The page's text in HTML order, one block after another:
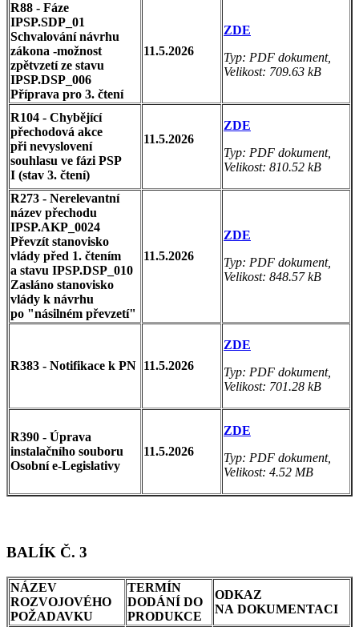
R88 - Fáze
IPSP.SDP_01
Schvalování návrhu
zákona -možnost
zpětvzetí ze stavu
IPSP.DSP_006
Příprava pro 3. čtení
11.5.2026
ZDE
Typ: PDF dokument,
Velikost: 709.63 kB
R104 - Chybějící
přechodová akce
při nevyslovení
souhlasu ve fázi PSP
I (stav 3. čtení)
11.5.2026
ZDE
Typ: PDF dokument,
Velikost: 810.52 kB
R273 - Nerelevantní
název přechodu
IPSP.AKP_0024
Převzít stanovisko
vlády před 1. čtením
a stavu IPSP.DSP_010
Zasláno stanovisko
vlády k návrhu
po "násilném převzetí"
11.5.2026
ZDE
Typ: PDF dokument,
Velikost: 848.57 kB
R383 - Notifikace k PN 11.5.2026
ZDE
Typ: PDF dokument,
Velikost: 701.28 kB
R390 - Úprava
instalačního souboru
Osobní e-Legislativy
11.5.2026
ZDE
Typ: PDF dokument,
Velikost: 4.52 MB
BALÍK Č. 3
NÁZEV
ROZVOJOVÉHO
POŽADAVKU
TERMÍN
DODÁNÍ DO
PRODUKCE
ODKAZ
NA DOKUMENTACI